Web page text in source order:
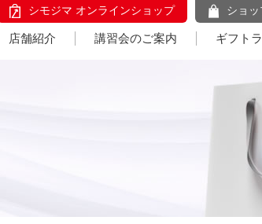
シモジマ オンラインショップ ショ
店舗紹介 講習会のご案内 ギフト